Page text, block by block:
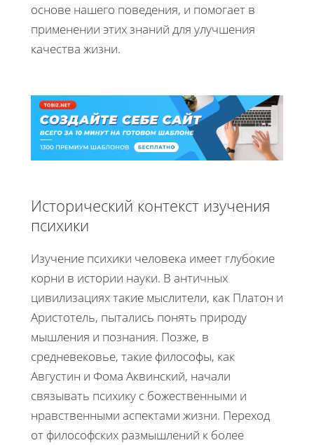
основе нашего поведения, и помогает в
применении этих знаний для улучшения
качества жизни.
Исторический контекст изучения
психики
Изучение психики человека имеет глубокие
корни в истории науки. В античных
цивилизациях такие мыслители, как Платон и
Аристотель, пытались понять природу
мышления и познания. Позже, в
средневековье, такие философы, как
Августин и Фома Аквинский, начали
связывать психику с божественными и
нравственными аспектами жизни. Переход
от философских размышлений к более